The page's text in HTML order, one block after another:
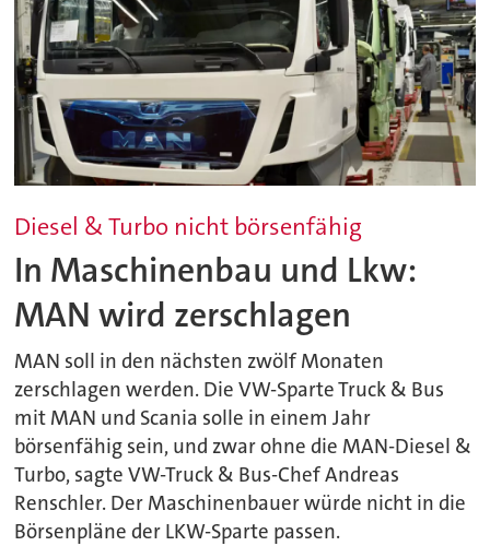
Diesel & Turbo nicht börsenfähig
In Maschinenbau und Lkw:
MAN wird zerschlagen
MAN soll in den nächsten zwölf Monaten
zerschlagen werden. Die VW-Sparte Truck & Bus
mit MAN und Scania solle in einem Jahr
börsenfähig sein, und zwar ohne die MAN-Diesel &
Turbo, sagte VW-Truck & Bus-Chef Andreas
Renschler. Der Maschinenbauer würde nicht in die
Börsenpläne der LKW-Sparte passen.